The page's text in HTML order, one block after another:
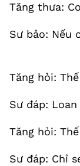
Tăng thưa:
Sư bảo: Nếu
Tăng hỏi:
Sư đáp:
Tăng hỏi:
Sư đáp: Chỉ